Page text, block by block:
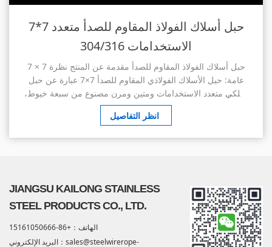
7*7 حبل أسلاك الفولاذ المقاوم للصدأ متعدد
الاستخدامات 304/316
7 × 7 حبل أسلاك الفولاذ المقاوم للصدأ مقدمة عن المنتج نظرة
عامة: حبل الأسلاك الفولاذي المقاوم للصدأ 7×7 عبارة عن حبل
سلكي متعدد الاستخدامات ومتين ومرن مصنوع من سبعة خيوط،
انظر التفاصيل
JIANGSU KAILONG STAINLESS
STEEL PRODUCTS CO., LTD.
الهاتف：+86-15161050666
البريد الإلكتروني：sales@steelwirerope-